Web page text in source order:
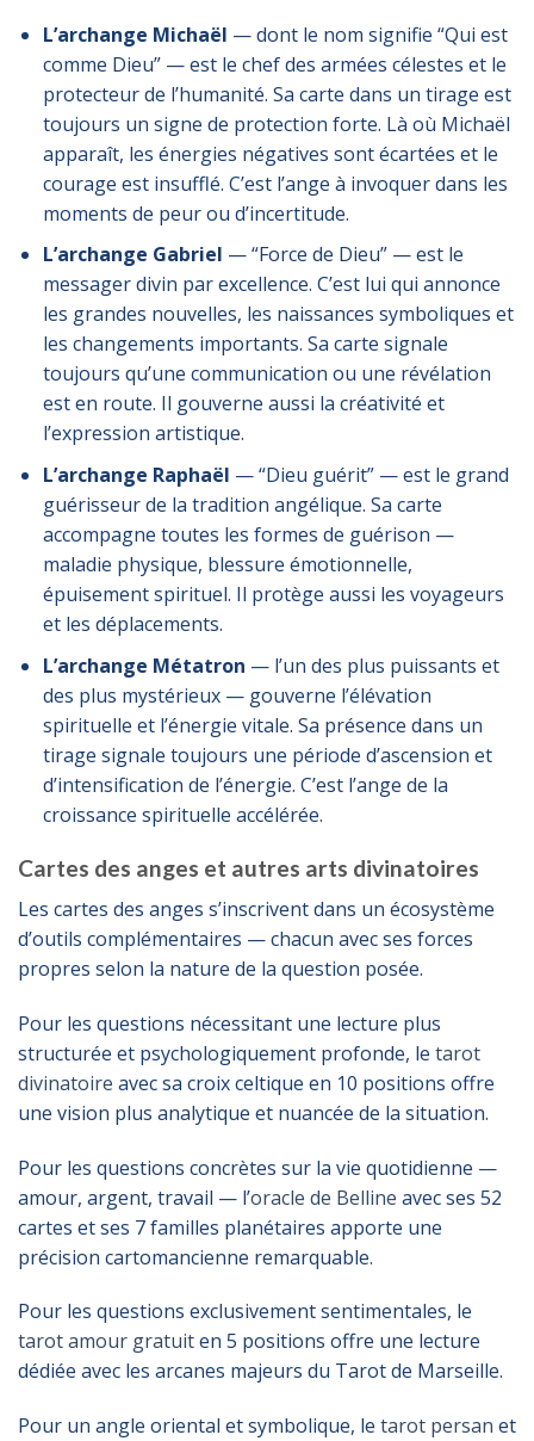
L’archange Michaël — dont le nom signifie “Qui est
comme Dieu” — est le chef des armées célestes et le
protecteur de l’humanité. Sa carte dans un tirage est
toujours un signe de protection forte. Là où Michaël
apparaît, les énergies négatives sont écartées et le
courage est insufflé. C’est l’ange à invoquer dans les
moments de peur ou d’incertitude.
L’archange Gabriel — “Force de Dieu” — est le
messager divin par excellence. C’est lui qui annonce
les grandes nouvelles, les naissances symboliques et
les changements importants. Sa carte signale
toujours qu’une communication ou une révélation
est en route. Il gouverne aussi la créativité et
l’expression artistique.
L’archange Raphaël — “Dieu guérit” — est le grand
guérisseur de la tradition angélique. Sa carte
accompagne toutes les formes de guérison —
maladie physique, blessure émotionnelle,
épuisement spirituel. Il protège aussi les voyageurs
et les déplacements.
L’archange Métatron — l’un des plus puissants et
des plus mystérieux — gouverne l’élévation
spirituelle et l’énergie vitale. Sa présence dans un
tirage signale toujours une période d’ascension et
d’intensification de l’énergie. C’est l’ange de la
croissance spirituelle accélérée.
Cartes des anges et autres arts divinatoires
Les cartes des anges s’inscrivent dans un écosystème
d’outils complémentaires — chacun avec ses forces
propres selon la nature de la question posée.
Pour les questions nécessitant une lecture plus
structurée et psychologiquement profonde, le tarot
divinatoire avec sa croix celtique en 10 positions offre
une vision plus analytique et nuancée de la situation.
Pour les questions concrètes sur la vie quotidienne —
amour, argent, travail — l’oracle de Belline avec ses 52
cartes et ses 7 familles planétaires apporte une
précision cartomancienne remarquable.
Pour les questions exclusivement sentimentales, le
tarot amour gratuiten 5 positions offre une lecture
dédiée avec les arcanes majeurs du Tarot de Marseille.
Pour un angle oriental et symbolique, le tarot persan et